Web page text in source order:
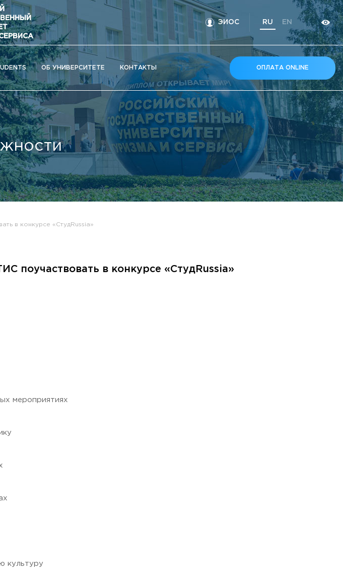
ЭИОС RU EN
ОБ УНИВЕРСИТЕТЕ КOНТАКТЫ ОПЛАТА ONLINE
в конкурсе «СтудRussia»
поучаствовать в конкурсе «СтудRussia»
мероприятиях
культуру